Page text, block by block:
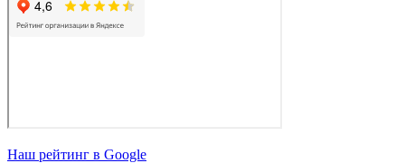
Наш рейтинг в Google